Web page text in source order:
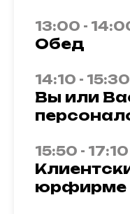
13:00 -
Обед
14:10 - 15:30
Вы или
15:50 - 17:10
юрфирме